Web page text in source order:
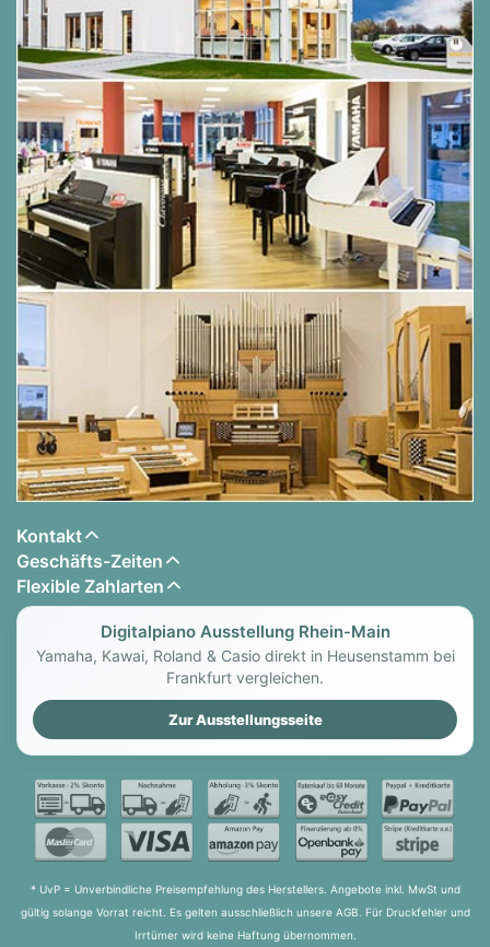
Kontakt
Geschäfts-Zeiten
Flexible Zahlarten
Digitalpiano Ausstellung Rhein-Main
Yamaha, Kawai, Roland & Casio direkt in Heusenstamm bei
Frankfurt vergleichen.
Zur Ausstellungsseite
* UvP = Unverbindliche Preisempfehlung des Herstellers. Angebote inkl. MwSt und
gültig solange Vorrat reicht. Es gelten ausschließlich unsere AGB. Für Druckfehler und
Irrtümer wird keine Haftung übernommen.